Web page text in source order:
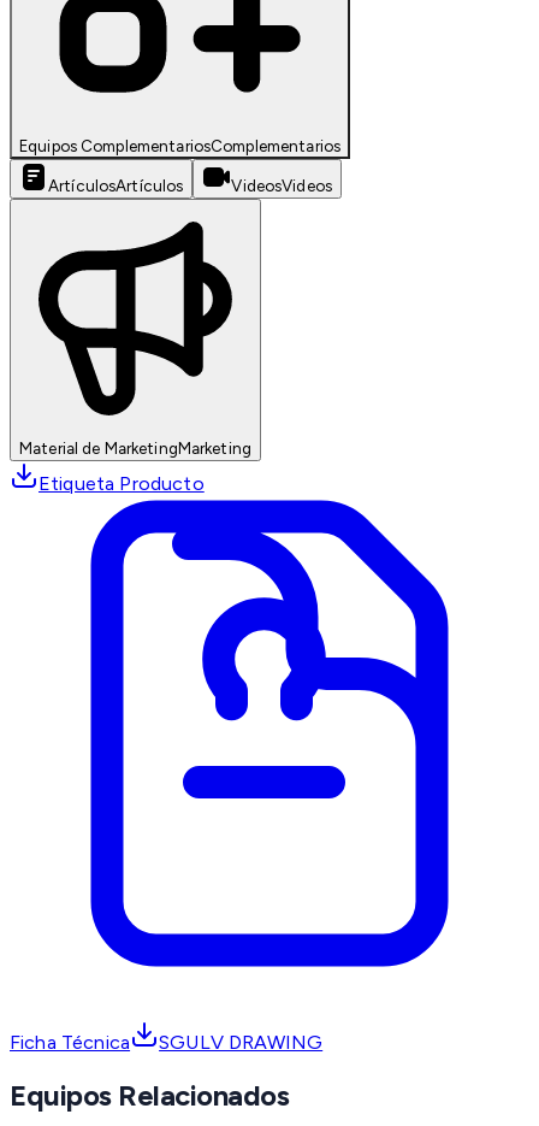
Equipos ComplementariosComplementarios
ArtículosArtículos VideosVideos
Material de MarketingMarketing
Etiqueta Producto
Ficha Técnica SGULV DRAWING
Equipos Relacionados